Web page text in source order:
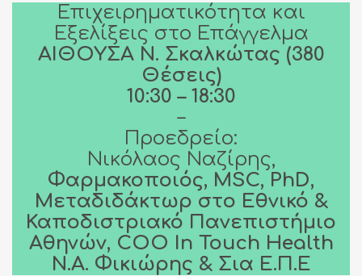
Επιχειρηματικότητα και
Εξελίξεις στο Επάγγελμα
ΑΙΘΟΥΣΑ Ν. Σκαλκώτας (380
Θέσεις)
10:30 – 18:30
–
Προεδρείο:
Νικόλαος Ναζίρης,
Φαρμακοποιός, MSC, PhD,
Μεταδιδάκτωρ στο Εθνικό &
Καποδιστριακό Πανεπιστήμιο
Αθηνών, COO In Touch Health
N.A. Φικιώρης & Σια Ε.Π.Ε